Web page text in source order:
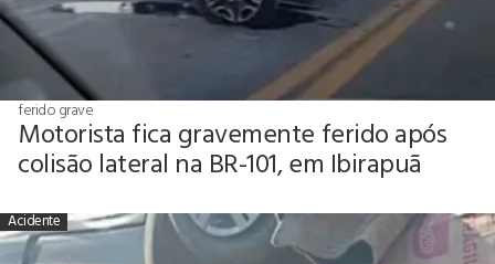
ferido grave
Motorista fica gravemente ferido após
colisão lateral na BR-101, em Ibirapuã
Acidente